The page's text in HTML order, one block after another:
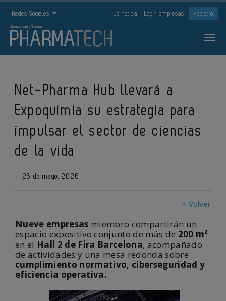
Redes Sociales Es noticia Login empresas Registro
Net-Pharma Hub llevará a
Expoquimia su estrategia para
impulsar el sector de ciencias
de la vida
26 de mayo, 2026
< Volver
Nueve empresas miembro compartirán un
espacio expositivo conjunto de más de 200 m²
en el Hall 2 de Fira Barcelona, acompañado
de actividades y una mesa redonda sobre
cumplimiento normativo, ciberseguridad y
eficiencia operativa.